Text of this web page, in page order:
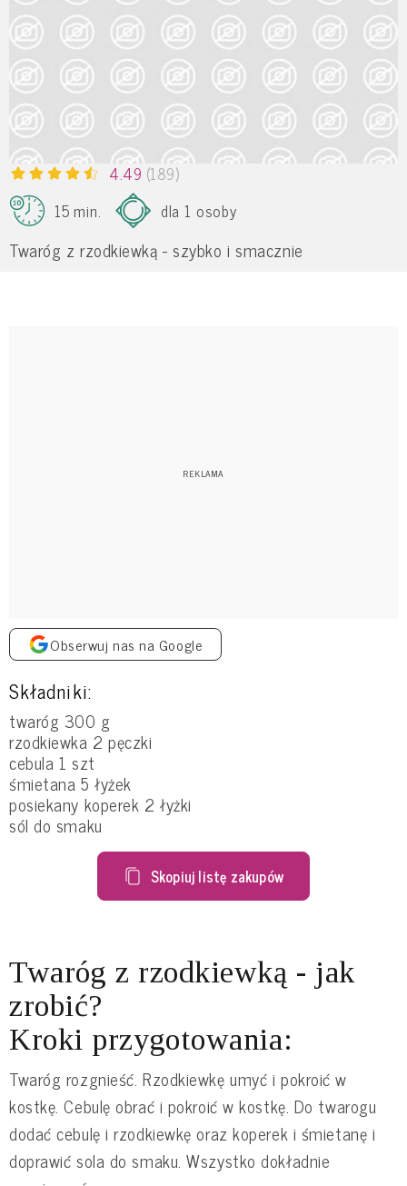
4.49 (189)
15 min.
dla 1 osoby
Twaróg z rzodkiewką - szybko i smacznie
Obserwuj nas na Google
Składniki:
twaróg 300 g
rzodkiewka 2 pęczki
cebula 1 szt
śmietana 5 łyżek
posiekany koperek 2 łyżki
sól do smaku
Skopiuj listę zakupów
Twaróg z rzodkiewką - jak
zrobić?
Kroki przygotowania:
Twaróg rozgnieść. Rzodkiewkę umyć i pokroić w
kostkę. Cebulę obrać i pokroić w kostkę. Do twarogu
dodać cebulę i rzodkiewkę oraz koperek i śmietanę i
doprawić sola do smaku. Wszystko dokładnie